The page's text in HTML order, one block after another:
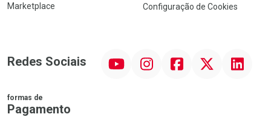
Marketplace
Configuração de Cookies
Redes Sociais InstagramFacebook Linkedin
formas de
Pagamento